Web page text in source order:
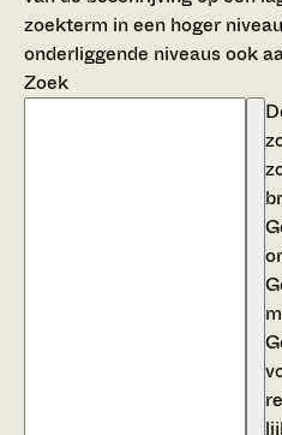
zoekterm in een hoger
onderliggende niveaus ook
Zoek